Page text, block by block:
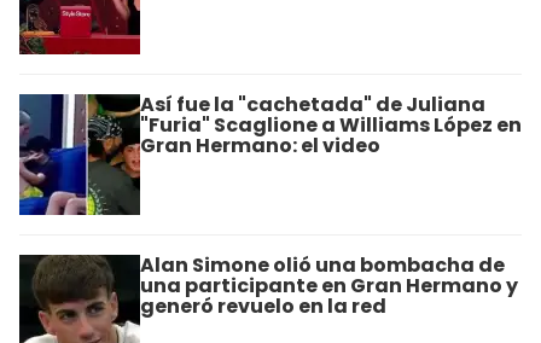
Así fue la "cachetada" de Juliana
"Furia" Scaglione a Williams López en
Gran Hermano: el video
Alan Simone olió una bombacha de
una participante en Gran Hermano y
generó revuelo en la red